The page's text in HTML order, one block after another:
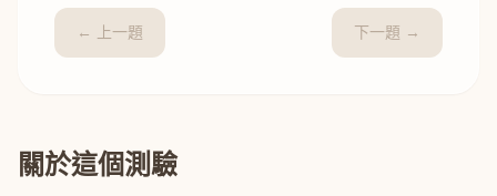
← 上一題 下一題 →
關於這個測驗